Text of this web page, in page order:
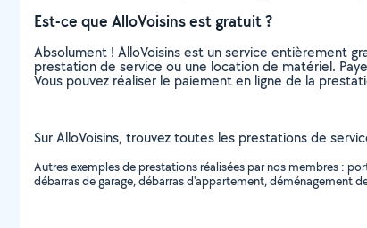
Est-ce que AlloVoisins est gratuit ?
Absolument ! AlloVoisins est un service entièrement
prestation de service ou une location de matériel.
Vous pouvez réaliser le paiement en ligne de la
Sur AlloVoisins, trouvez toutes les prestations de
Autres exemples de prestations réalisées par nos membres :
débarras de garage, débarras d'appartement, déménagement